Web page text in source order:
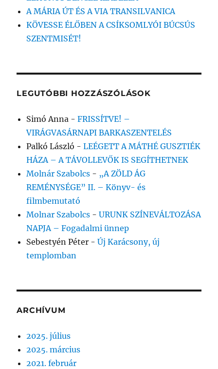
A MÁRIA ÚT ÉS A VIA TRANSILVANICA
KÖVESSE ÉLŐBEN A CSÍKSOMLYÓI BÚCSÚS
SZENTMISÉT!
LEGUTÓBBI HOZZÁSZÓLÁSOK
Simó Anna -FRISSÍTVE! –
VIRÁGVASÁRNAPI BARKASZENTELÉS
Palkó László -LEÉGETT A MÁTHÉ GUSZTIÉK
HÁZA – A TÁVOLLEVŐK IS SEGÍTHETNEK
Molnár Szabolcs - „A ZÖLD ÁG
REMÉNYSÉGE” II. – Könyv- és
filmbemutató
Molnar Szabolcs -URUNK SZÍNEVÁLTOZÁSA
NAPJA – Fogadalmi ünnep
Sebestyén Péter -Új Karácsony, új
templomban
ARCHÍVUM
2025. július
2025. március
2021. február